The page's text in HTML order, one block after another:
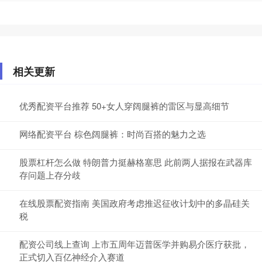
相关更新
优秀配资平台推荐 50+女人穿阔腿裤的雷区与显高细节
网络配资平台 棕色阔腿裤：时尚百搭的魅力之选
股票杠杆怎么做 特朗普力挺赫格塞思 此前两人据报在武器库
存问题上存分歧
在线股票配资指南 美国政府考虑推迟征收计划中的多晶硅关
税
配资公司线上查询 上市五周年迈普医学并购易介医疗获批，
正式切入百亿神经介入赛道